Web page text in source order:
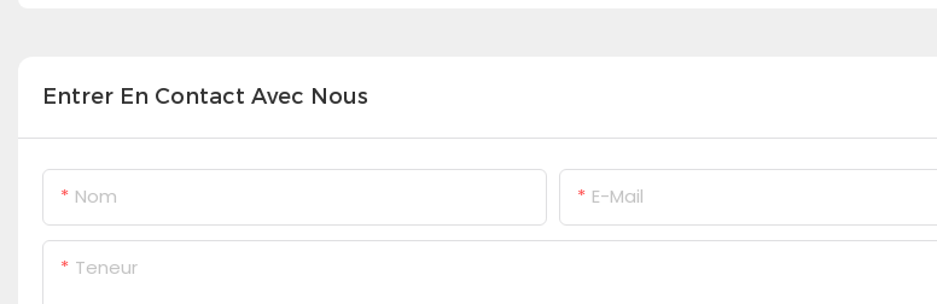
Entrer En Contact Avec Nous
Nom E-Mail
Teneur